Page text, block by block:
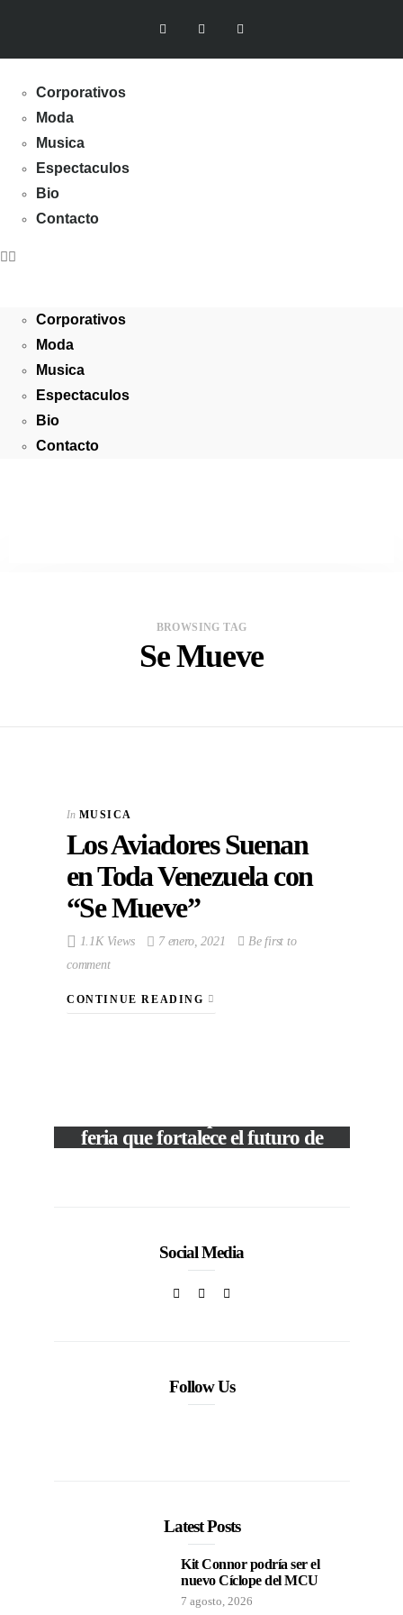
Corporativos
Moda
Musica
Espectaculos
Bio
Contacto
Corporativos
Moda
Musica
Espectaculos
Bio
Contacto
BROWSING TAG
Se Mueve
In MUSICA
Los Aviadores Suenan
en Toda Venezuela con
“Se Mueve”
1.1K Views 7 enero, 2021
Be first to
comment
CONTINUE READING
feria que fortalece el futuro de
Social Media
Follow Us
Latest Posts
Kit Connor podría ser el
nuevo Cíclope del MCU
7 agosto, 2026